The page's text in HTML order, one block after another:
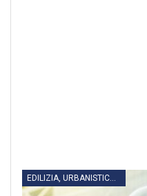
EDILIZIA, URBANISTICA, LAVORI PUBBLICI, INFRASTRUTTURE E TRASPORTI